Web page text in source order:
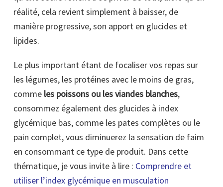
réalité, cela revient simplement à baisser, de
manière progressive, son apport en glucides et
lipides.
Le plus important étant de focaliser vos repas sur
les légumes, les protéines avec le moins de gras,
comme les poissons ou les viandes blanches,
consommez également des glucides à index
glycémique bas, comme les pates complètes ou le
pain complet, vous diminuerez la sensation de faim
en consommant ce type de produit. Dans cette
thématique, je vous invite à lire : Comprendre et
utiliser l’index glycémique en musculation